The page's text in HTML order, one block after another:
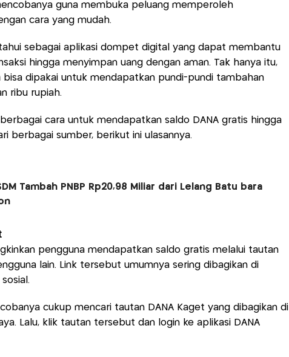
guna membuka peluang memperoleh
cara yang mudah.
sebagai aplikasi dompet digital yang dapat membantu
hingga menyimpan uang dengan aman. Tak hanya itu,
dipakai untuk mendapatkan pundi-pundi tambahan
ribu rupiah.
cara untuk mendapatkan saldo DANA gratis hingga
berbagai sumber, berikut ini ulasannya.
Tambah PNBP Rp20,98 Miliar dari Lelang Batu bara
pengguna mendapatkan saldo gratis melalui tautan
lain. Link tersebut umumnya sering dibagikan di
cukup mencari tautan DANA Kaget yang dibagikan di
Lalu, klik tautan tersebut dan login ke aplikasi DANA